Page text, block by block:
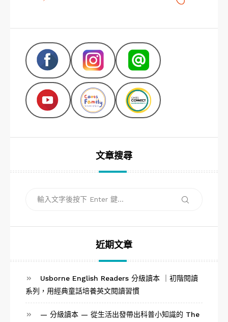
文章搜尋
搜
近期文章
Usborne English Readers 分級讀本 ｜初階閱讀
系列，用經典童話培養英文閱讀習慣
— 分級讀本 — 從生活出發帶出科普小知識的 The